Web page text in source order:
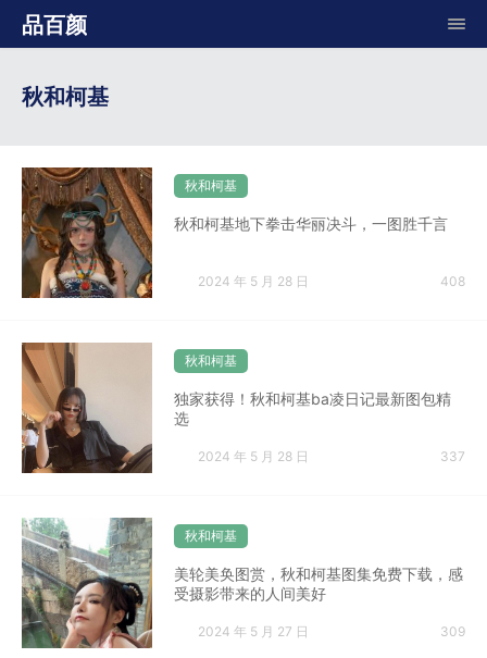
品百颜
秋和柯基
秋和柯基
秋和柯基地下拳击华丽决斗，一图胜千言
2024 年 5 月 28 日 408
秋和柯基
独家获得！秋和柯基ba凌日记最新图包精
选
2024 年 5 月 28 日 337
秋和柯基
美轮美奂图赏，秋和柯基图集免费下载，感
受摄影带来的人间美好
2024 年 5 月 27 日 309